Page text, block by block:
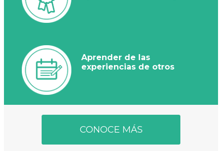
Aprender de las
experiencias de otros
CONOCE MÁS